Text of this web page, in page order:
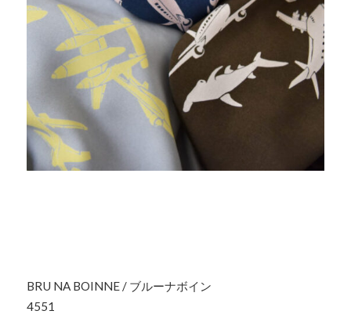
BRU NA BOINNE / ブルーナボイン
4551